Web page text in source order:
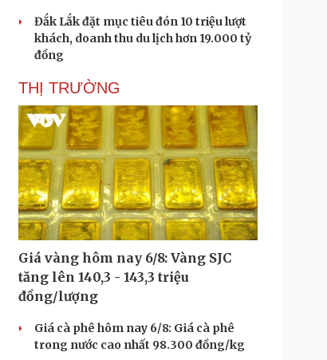
Đắk Lắk đặt mục tiêu đón 10 triệu lượt
khách, doanh thu du lịch hơn 19.000 tỷ
đồng
THỊ TRƯỜNG
Giá vàng hôm nay 6/8: Vàng SJC
tăng lên 140,3 - 143,3 triệu
đồng/lượng
Giá cà phê hôm nay 6/8: Giá cà phê
trong nước cao nhất 98.300 đồng/kg